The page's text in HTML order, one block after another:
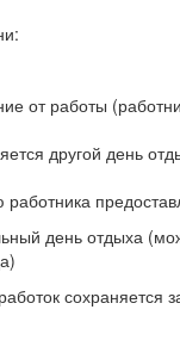
от работы
другой день
день отдыха
сохраняется